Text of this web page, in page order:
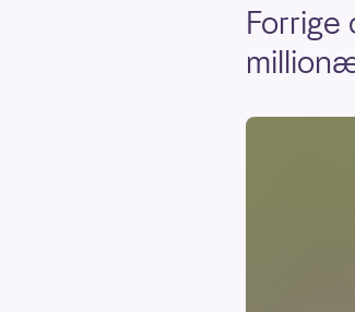
Forrige